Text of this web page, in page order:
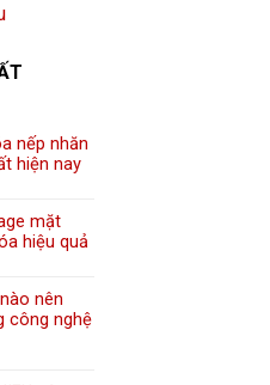
nếp nhăn
hiện nay
mặt
hiệu quả
nên
công nghệ